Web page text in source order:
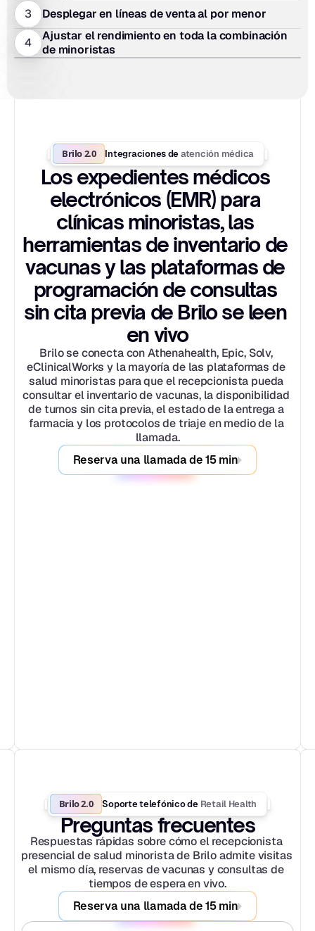
3
Desplegar en líneas de venta al por menor
4
Ajustar el rendimiento en toda la combinación
de minoristas
Brilo 2.0 Integraciones de atención médica
Los expedientes médicos
electrónicos (EMR) para
clínicas minoristas, las
herramientas de inventario de
vacunas y las plataformas de
programación de consultas
sin cita previa de Brilo se leen
en vivo
Brilo se conecta con Athenahealth, Epic, Solv,
eClinicalWorks y la mayoría de las plataformas de
salud minoristas para que el recepcionista pueda
consultar el inventario de vacunas, la disponibilidad
de turnos sin cita previa, el estado de la entrega a
farmacia y los protocolos de triaje en medio de la
llamada.
Reserva una llamada de 15 min
Brilo 2.0 Soporte telefónico de Retail Health
Preguntas frecuentes
Respuestas rápidas sobre cómo el recepcionista
presencial de salud minorista de Brilo admite visitas
el mismo día, reservas de vacunas y consultas de
tiempos de espera en vivo.
Reserva una llamada de 15 min